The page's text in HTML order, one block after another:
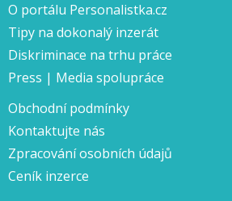
O portálu Personalistka.cz
Tipy na dokonalý inzerát
Diskriminace na trhu práce
Press | Media spolupráce
Obchodní podmínky
Kontaktujte nás
Zpracování osobních údajů
Ceník inzerce